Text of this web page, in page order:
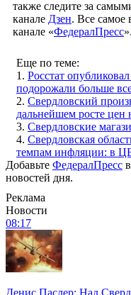
также следите за
канале Дзен. Все самое
канале «ФедералПресс».
Еще по теме:
1. Росстат
подорожали больше
2. Свердловский
дальнейшем росте
3. Свердловские
4. Свердловская
темпам инфляции: в
Добавьте ФедералПресс
новостей дня.
Реклама
Новости
08:17
Денис Паслер: Над